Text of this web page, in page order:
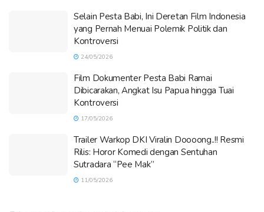
Selain Pesta Babi, Ini Deretan Film Indonesia
yang Pernah Menuai Polemik Politik dan
Kontroversi
24/05/2026
Film Dokumenter Pesta Babi Ramai
Dibicarakan, Angkat Isu Papua hingga Tuai
Kontroversi
17/05/2026
Trailer Warkop DKI Viralin Doooong..!! Resmi
Rilis: Horor Komedi dengan Sentuhan
Sutradara “Pee Mak”
11/05/2026